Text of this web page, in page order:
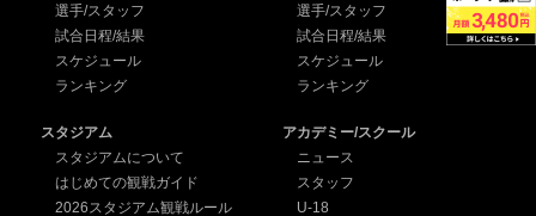
選手/スタッフ
試合日程/結果
スケジュール
ランキング
選手/スタッフ
試合日程/結果
スケジュール
ランキング
スタジアム
スタジアムについて
はじめての観戦ガイド
2026スタジアム観戦ルール
アカデミー/スクール
ニュース
スタッフ
U-18